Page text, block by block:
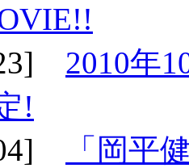
2010年
!
「岡平